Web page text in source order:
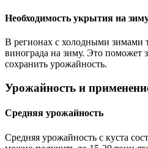
Необходимость укрытия на
В регионах с холодными зимами
винограда на зиму. Это поможет
сохранить урожайность.
Урожайность и
Средняя урожайность
Средняя урожайность с куста